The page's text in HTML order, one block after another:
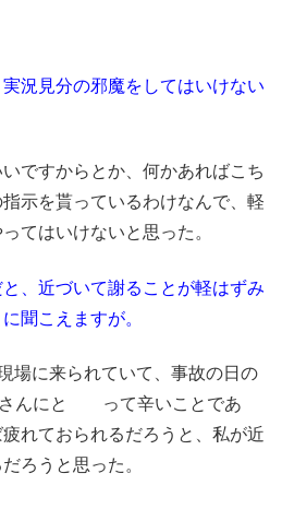
実況見分の邪魔をしてはいけない
ですからとか、何かあればこち
示を貰っているわけなんで、軽
てはいけないと思った。
と、近づいて謝ることが軽はずみ
聞こえますが。
に来られていて、事故の日の
さんにと って辛いことであ
れておられるだろうと、私が近
ろうと思った。